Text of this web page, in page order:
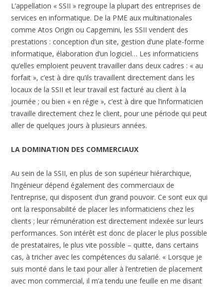
L’appellation « SSII » regroupe la plupart des entreprises de
services en informatique. De la PME aux multinationales
comme Atos Origin ou Capgemini, les SSII vendent des
prestations : conception d’un site, gestion d’une plate-forme
informatique, élaboration d’un logiciel… Les informaticiens
qu’elles emploient peuvent travailler dans deux cadres : « au
forfait », c’est à dire qu’ils travaillent directement dans les
locaux de la SSII et leur travail est facturé au client à la
journée ; ou bien « en régie », c’est à dire que l’informaticien
travaille directement chez le client, pour une période qui peut
aller de quelques jours à plusieurs années.
LA DOMINATION DES COMMERCIAUX
Au sein de la SSII, en plus de son supérieur hiérarchique,
l’ingénieur dépend également des commerciaux de
l’entreprise, qui disposent d’un grand pouvoir. Ce sont eux qui
ont la responsabilité de placer les informaticiens chez les
clients ; leur rémunération est directement indexée sur leurs
performances. Son intérêt est donc de placer le plus possible
de prestataires, le plus vite possible – quitte, dans certains
cas, à tricher avec les compétences du salarié. « Lorsque je
suis monté dans le taxi pour aller à l’entretien de placement
avec mon commercial, il m’a tendu une feuille en me disant